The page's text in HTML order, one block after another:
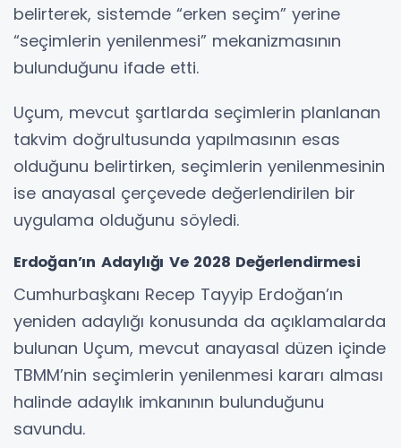
belirterek, sistemde “erken seçim” yerine
“seçimlerin yenilenmesi” mekanizmasının
bulunduğunu ifade etti.
Uçum, mevcut şartlarda seçimlerin planlanan
takvim doğrultusunda yapılmasının esas
olduğunu belirtirken, seçimlerin yenilenmesinin
ise anayasal çerçevede değerlendirilen bir
uygulama olduğunu söyledi.
Erdoğan’ın Adaylığı Ve 2028 Değerlendirmesi
Cumhurbaşkanı Recep Tayyip Erdoğan’ın
yeniden adaylığı konusunda da açıklamalarda
bulunan Uçum, mevcut anayasal düzen içinde
TBMM’nin seçimlerin yenilenmesi kararı alması
halinde adaylık imkanının bulunduğunu
savundu.